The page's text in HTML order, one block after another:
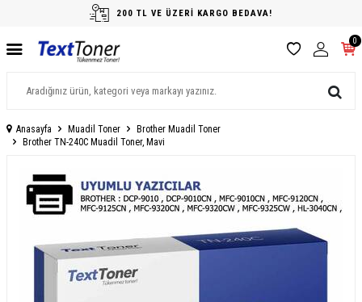
200 TL VE ÜZERİ KARGO BEDAVA!
0
Anasayfa Muadil Toner
Brother Muadil Toner
Brother TN-240C Muadil Toner, Mavi